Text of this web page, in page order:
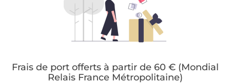
Frais de port offerts à partir de 60 € (Mondial
Relais France Métropolitaine)